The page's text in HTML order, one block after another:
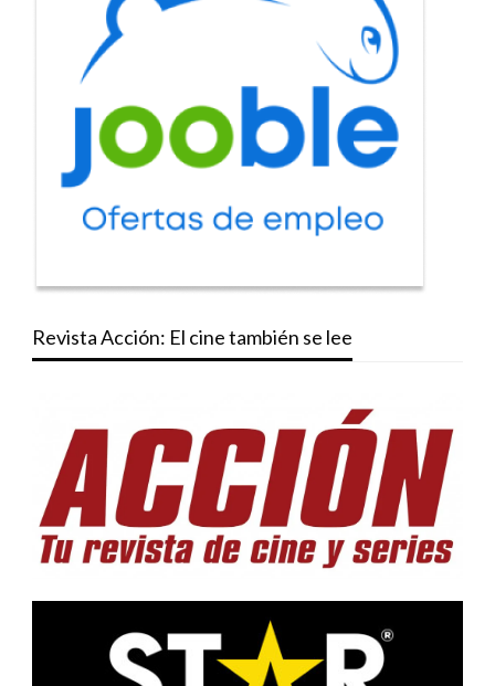
Revista Acción: El cine también se lee